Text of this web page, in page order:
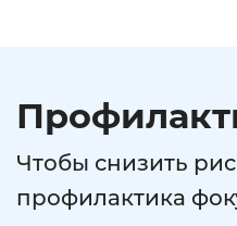
Чтобы снизить
профилактика